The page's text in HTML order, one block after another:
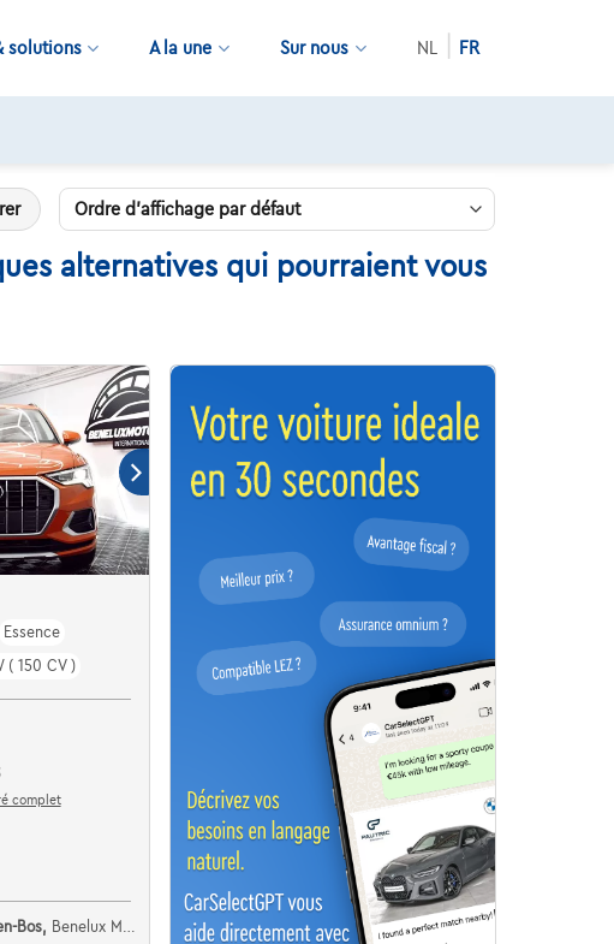
solutions A la une Sur nous NL FR
alternatives qui pourraient vous
Essence
( 150 CV )
complet
Bos, Benelux Motors